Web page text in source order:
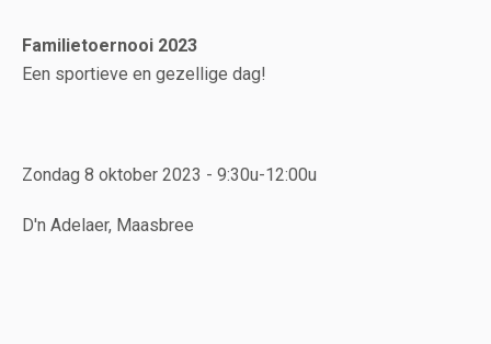
Familietoernooi 2023
Een sportieve en gezellige dag!
Zondag 8 oktober 2023 - 9:30u-12:00u
D'n Adelaer, Maasbree